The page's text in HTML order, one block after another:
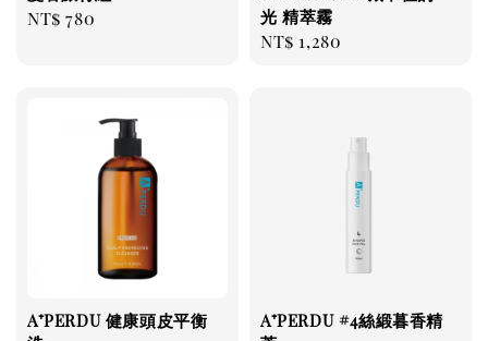
Regular
NT$ 780
光 精萃霧
Regular
NT$ 1,280
A⁺PERDU 健康頭皮平衡
A⁺PERDU #4絲緞暮香精